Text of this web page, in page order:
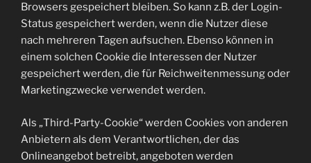
Browsers gespeichert bleiben. So kann z.B. der Login-
Status gespeichert werden, wenn die Nutzer diese
nach mehreren Tagen aufsuchen. Ebenso können in
einem solchen Cookie die Interessen der Nutzer
gespeichert werden, die für Reichweitenmessung oder
Marketingzwecke verwendet werden.
Als „Third-Party-Cookie“ werden Cookies von anderen
Anbietern als dem Verantwortlichen, der das
Onlineangebot betreibt, angeboten werden